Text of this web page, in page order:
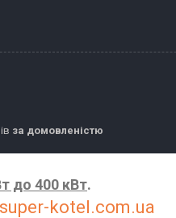
за домовленістю
до 400 кВт.
super-kotel.com.ua